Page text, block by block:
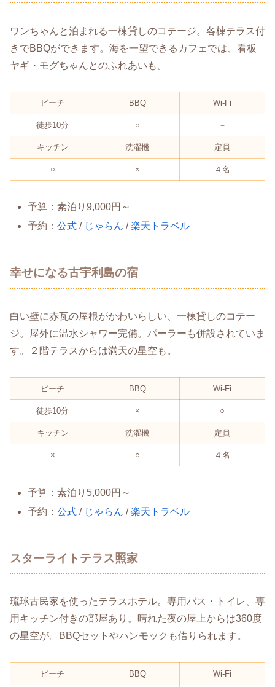
ワンちゃんと泊まれる一棟貸しのコテージ。各棟テラス付
きでBBQができます。海を一望できるカフェでは、看板
ヤギ・モグちゃんとのふれあいも。
ビーチ BBQ Wi-Fi
徒歩10分 ○ －
キッチン 洗濯機 定員
○ × ４名
予算：素泊り9,000円～
予約：公式 / じゃらん /楽天トラベル
幸せになる古宇利島の宿
白い壁に赤瓦の屋根がかわいらしい、一棟貸しのコテー
ジ。屋外に温水シャワー完備。パーラーも併設されていま
す。２階テラスからは満天の星空も。
ビーチ BBQ Wi-Fi
徒歩10分 × ○
キッチン 洗濯機 定員
× ○ ４名
予算：素泊り5,000円～
予約：公式 / じゃらん /楽天トラベル
スターライトテラス照家
琉球古民家を使ったテラスホテル。専用バス・トイレ、専
用キッチン付きの部屋あり。晴れた夜の屋上からは360度
の星空が。BBQセットやハンモックも借りられます。
ビーチ BBQ Wi-Fi